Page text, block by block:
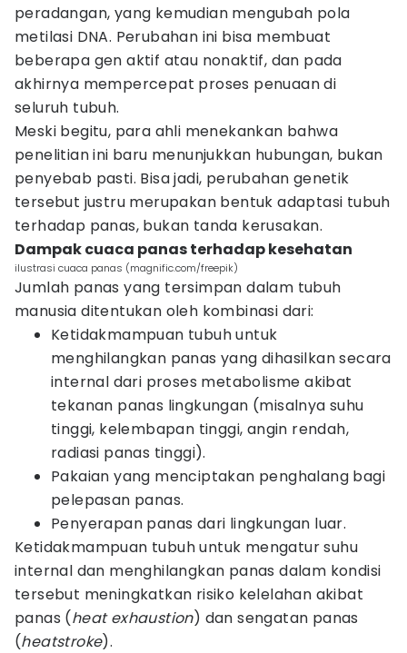
peradangan, yang kemudian mengubah pola
metilasi DNA. Perubahan ini bisa membuat
beberapa gen aktif atau nonaktif, dan pada
akhirnya mempercepat proses penuaan di
seluruh tubuh.
Meski begitu, para ahli menekankan bahwa
penelitian ini baru menunjukkan hubungan, bukan
penyebab pasti. Bisa jadi, perubahan genetik
tersebut justru merupakan bentuk adaptasi tubuh
terhadap panas, bukan tanda kerusakan.
Dampak cuaca panas terhadap kesehatan
ilustrasi cuaca panas (magnific.com/freepik)
Jumlah panas yang tersimpan dalam tubuh
manusia ditentukan oleh kombinasi dari:
Ketidakmampuan tubuh untuk
menghilangkan panas yang dihasilkan secara
internal dari proses metabolisme akibat
tekanan panas lingkungan (misalnya suhu
tinggi, kelembapan tinggi, angin rendah,
radiasi panas tinggi).
Pakaian yang menciptakan penghalang bagi
pelepasan panas.
Penyerapan panas dari lingkungan luar.
Ketidakmampuan tubuh untuk mengatur suhu
internal dan menghilangkan panas dalam kondisi
tersebut meningkatkan risiko kelelahan akibat
panas (heat exhaustion) dan sengatan panas
(heatstroke).